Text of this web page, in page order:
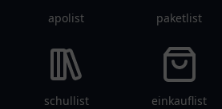
apolist paketlist
schullist einkauflist